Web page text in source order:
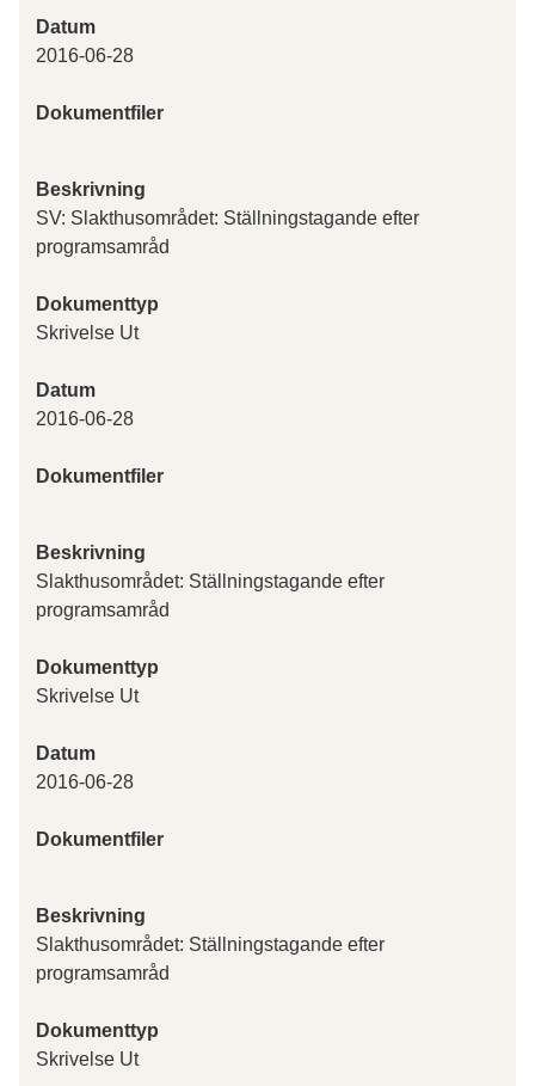
Datum
2016-06-28
Dokumentfiler
Beskrivning
SV: Slakthusområdet: Ställningstagande efter
programsamråd
Dokumenttyp
Skrivelse Ut
Datum
2016-06-28
Dokumentfiler
Beskrivning
Slakthusområdet: Ställningstagande efter
programsamråd
Dokumenttyp
Skrivelse Ut
Datum
2016-06-28
Dokumentfiler
Beskrivning
Slakthusområdet: Ställningstagande efter
programsamråd
Dokumenttyp
Skrivelse Ut